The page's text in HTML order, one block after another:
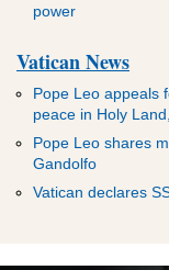
power
Vatican News
Pope Leo appeals
peace in Holy
Pope Leo shares
Gandolfo
Vatican declares